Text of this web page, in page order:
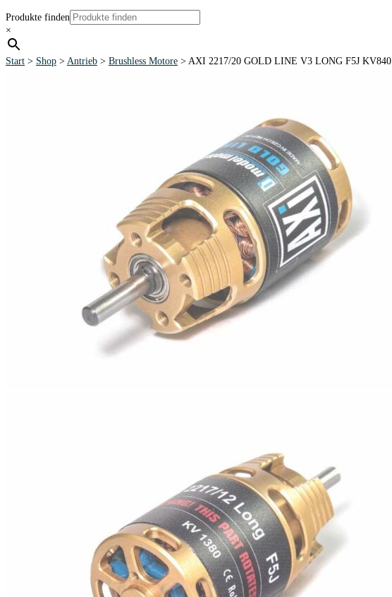
Produkte finden
×
Start > Shop > Antrieb > Brushless Motore > AXI 2217/20 GOLD LINE V3 LONG F5J KV840